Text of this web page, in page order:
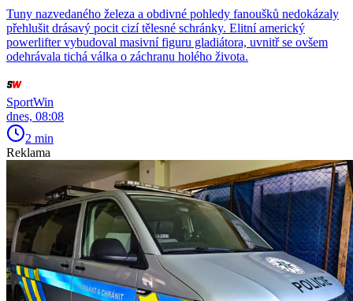
Tuny nazvedaného železa a obdivné pohledy fanoušků nedokázaly
přehlušit drásavý pocit cizí tělesné schránky. Elitní americký
powerlifter vybudoval masivní figuru gladiátora, uvnitř se ovšem
odehrávala tichá válka o záchranu holého života.
SportWin
dnes, 08:08
2 min
Reklama